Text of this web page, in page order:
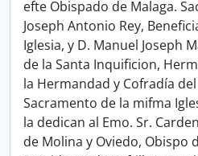
efte Obispado de Malaga.
Joseph Antonio Rey,
Iglesia, y D. Manuel Joseph
de la Santa Inquificion,
la Hermandad y Cofradía
Sacramento de la mifma
la dedican al Emo. Sr.
de Molina y Oviedo, Obispo